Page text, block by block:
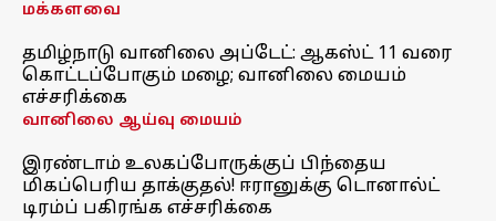
மக்களவை
தமிழ்நாடு வானிலை அப்டேட்: ஆகஸ்ட் 11 வரை
கொட்டப்போகும் மழை; வானிலை மையம்
எச்சரிக்கை
வானிலை ஆய்வு மையம்
இரண்டாம் உலகப்போருக்குப் பிந்தைய
மிகப்பெரிய தாக்குதல்! ஈரானுக்கு டொனால்ட்
டிரம்ப் பகிரங்க எச்சரிக்கை